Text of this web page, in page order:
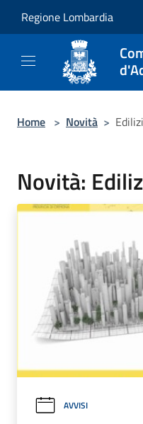
Regione Lombardia
Home > Novità >
Novità:
AVVISI